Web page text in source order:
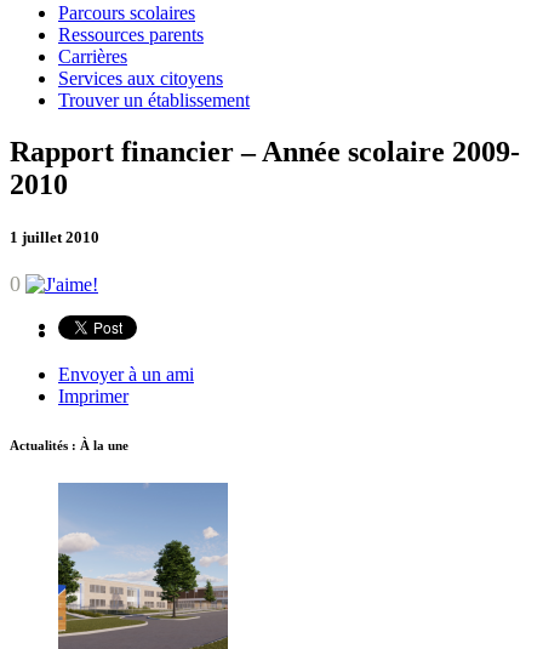
Parcours scolaires
Ressources parents
Carrières
Services aux citoyens
Trouver un établissement
Rapport financier – Année scolaire 2009-
2010
1 juillet 2010
0
Envoyer à un ami
Imprimer
Actualités : À la une